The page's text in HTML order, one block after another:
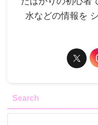
水などの情報を
Search